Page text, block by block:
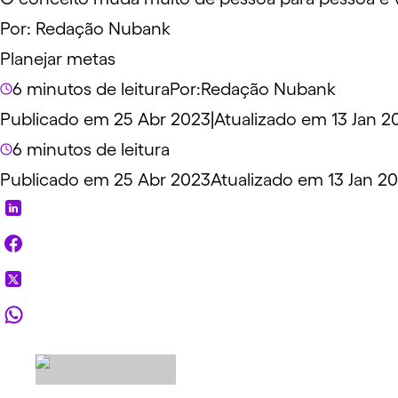
Por: Redação Nubank
Planejar metas
6 minutos de leituraPor:Redação Nubank
Publicado em 25 Abr 2023 Atualizado em 13 Jan
6 minutos de leitura
Publicado em 25 Abr 2023Atualizado em 13 Jan